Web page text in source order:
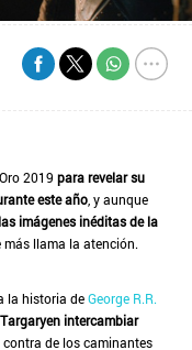
2019 para revelar su
este año , y aunque
las imágenes inéditas de la
más llama la atención.
la historia deGeorge R.R.
intercambiar
de los caminantes